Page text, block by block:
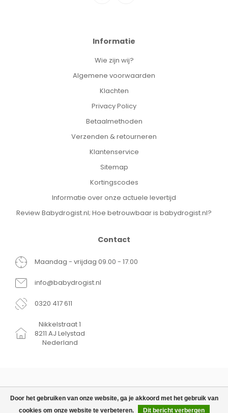
Door het gebruiken van onze website, ga je akkoord met het gebruik van
cookies om onze website te verbeteren.
Dit bericht verbergen
Informatie
Wie zijn wij?
Algemene voorwaarden
Klachten
Privacy Policy
Betaalmethoden
Verzenden & retourneren
Klantenservice
Sitemap
Kortingscodes
Informatie over onze actuele levertijd
Review Babydrogist.nl; Hoe betrouwbaar is babydrogist.nl?
Contact
Maandag - vrijdag 09.00 - 17.00
info@babydrogist.nl
0320 417 611
Nikkelstraat 1
8211 AJ Lelystad
Nederland